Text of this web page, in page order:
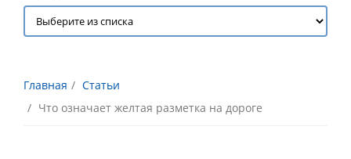
Главная
Статьи
Что означает желтая разметка на дороге